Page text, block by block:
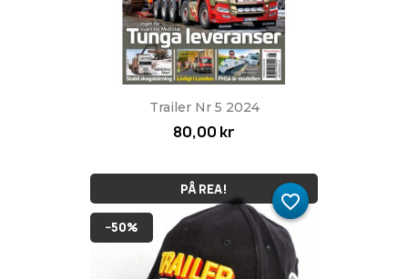
Trailer Nr 5 2024
80,00 kr
PÅ REA!
−50%
favorite_border